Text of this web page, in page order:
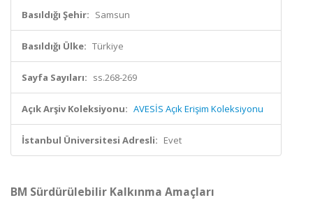
Basıldığı Şehir: Samsun
Basıldığı Ülke: Türkiye
Sayfa Sayıları: ss.268-269
Açık Arşiv Koleksiyonu: AVESİS Açık Erişim Koleksiyonu
İstanbul Üniversitesi Adresli: Evet
BM Sürdürülebilir Kalkınma Amaçları